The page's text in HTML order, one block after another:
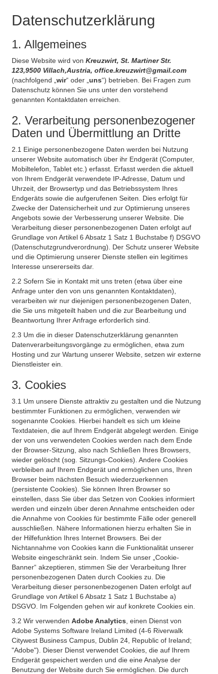
Datenschutzerklärung
1. Allgemeines
Diese Website wird von Kreuzwirt, St. Martiner Str.
123,9500 Villach,Austria, office.kreuzwirt@gmail.com
(nachfolgend „ wir“ oder „ uns“) betrieben. Bei Fragen zum
Datenschutz können Sie uns unter den vorstehend
genannten Kontaktdaten erreichen.
2. Verarbeitung personenbezogener
Daten und Übermittlung an Dritte
2.1 Einige personenbezogene Daten werden bei Nutzung
unserer Website automatisch über ihr Endgerät (Computer,
Mobiltelefon, Tablet etc.) erfasst. Erfasst werden die aktuell
von Ihrem Endgerät verwendete IP-Adresse, Datum und
Uhrzeit, der Browsertyp und das Betriebssystem Ihres
Endgeräts sowie die aufgerufenen Seiten. Dies erfolgt für
Zwecke der Datensicherheit und zur Optimierung unseres
Angebots sowie der Verbesserung unserer Website. Die
Verarbeitung dieser personenbezogenen Daten erfolgt auf
Grundlage von Artikel 6 Absatz 1 Satz 1 Buchstabe f) DSGVO
(Datenschutzgrundverordnung). Der Schutz unserer Website
und die Optimierung unserer Dienste stellen ein legitimes
Interesse unsererseits dar.
2.2 Sofern Sie in Kontakt mit uns treten (etwa über eine
Anfrage unter den von uns genannten Kontaktdaten),
verarbeiten wir nur diejenigen personenbezogenen Daten,
die Sie uns mitgeteilt haben und die zur Bearbeitung und
Beantwortung Ihrer Anfrage erforderlich sind.
2.3 Um die in dieser Datenschutzerklärung genannten
Datenverarbeitungsvorgänge zu ermöglichen, etwa zum
Hosting und zur Wartung unserer Website, setzen wir externe
Dienstleister ein.
3. Cookies
3.1 Um unsere Dienste attraktiv zu gestalten und die Nutzung
bestimmter Funktionen zu ermöglichen, verwenden wir
sogenannte Cookies. Hierbei handelt es sich um kleine
Textdateien, die auf Ihrem Endgerät abgelegt werden. Einige
der von uns verwendeten Cookies werden nach dem Ende
der Browser-Sitzung, also nach Schließen Ihres Browsers,
wieder gelöscht (sog. Sitzungs-Cookies). Andere Cookies
verbleiben auf Ihrem Endgerät und ermöglichen uns, Ihren
Browser beim nächsten Besuch wiederzuerkennen
(persistente Cookies). Sie können Ihren Browser so
einstellen, dass Sie über das Setzen von Cookies informiert
werden und einzeln über deren Annahme entscheiden oder
die Annahme von Cookies für bestimmte Fälle oder generell
ausschließen. Nähere Informationen hierzu erhalten Sie in
der Hilfefunktion Ihres Internet Browsers. Bei der
Nichtannahme von Cookies kann die Funktionalität unserer
Website eingeschränkt sein. Indem Sie unser „Cookie-
Banner“ akzeptieren, stimmen Sie der Verarbeitung Ihrer
personenbezogenen Daten durch Cookies zu. Die
Verarbeitung dieser personenbezogenen Daten erfolgt auf
Grundlage von Artikel 6 Absatz 1 Satz 1 Buchstabe a)
DSGVO. Im Folgenden gehen wir auf konkrete Cookies ein.
3.2 Wir verwenden Adobe Analytics , einen Dienst von
Adobe Systems Software Ireland Limited (4-6 Riverwalk
Citywest Business Campus, Dublin 24, Republic of Ireland;
"Adobe"). Dieser Dienst verwendet Cookies, die auf Ihrem
Endgerät gespeichert werden und die eine Analyse der
Benutzung der Website durch Sie ermöglichen. Die durch